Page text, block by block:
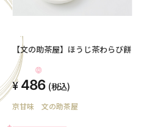
【文の助茶屋】ほうじ茶わらび餅
486 (税込)
京甘味 文の助茶屋